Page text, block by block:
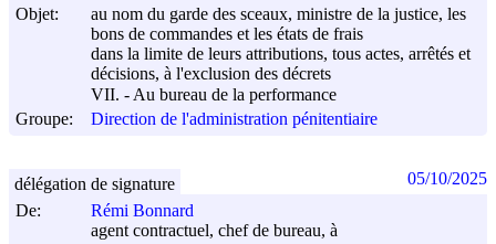
Objet:
au nom du garde des sceaux, ministre de la justice, les
bons de commandes et les états de frais
dans la limite de leurs attributions, tous actes, arrêtés et
décisions, à l'exclusion des décrets
VII. - Au bureau de la performance
Groupe:
Direction de l'administration pénitentiaire
De:
Rémi Bonnard
agent contractuel, chef de bureau, à
délégation de signature 05/10/2025